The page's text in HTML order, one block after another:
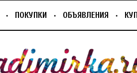
ПОКУПКИ ОБЪЯВЛЕНИЯ